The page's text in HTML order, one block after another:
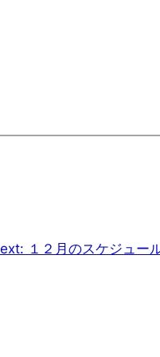
１２月のスケジュー